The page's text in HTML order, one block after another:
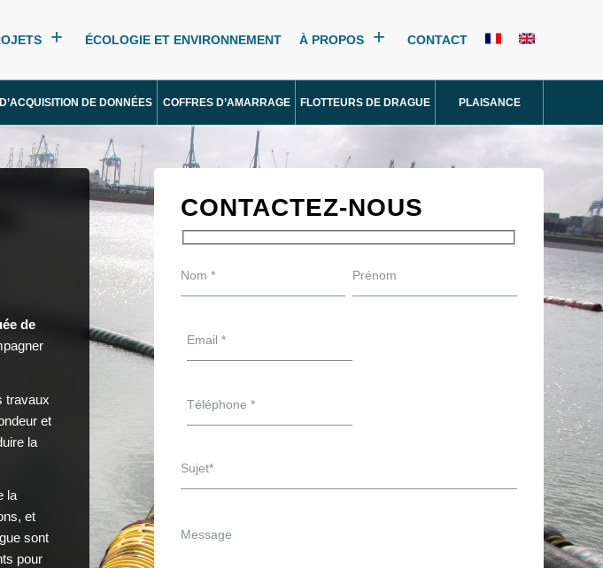
ÉCOLOGIE ET ENVIRONNEMENT À PROPOS CONTACT
DE DONNÉES COFFRES D’AMARRAGE FLOTTEURS DE DRAGUE PLAISANCE
de
travaux
et
la
la
et
sont
pour
CONTACTEZ-NOUS